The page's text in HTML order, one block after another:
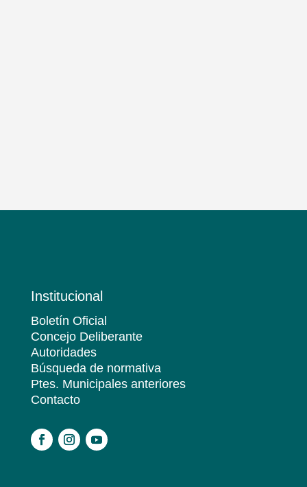
Institucional
Boletín Oficial
Concejo Deliberante
Autoridades
Búsqueda de normativa
Ptes. Municipales anteriores
Contacto